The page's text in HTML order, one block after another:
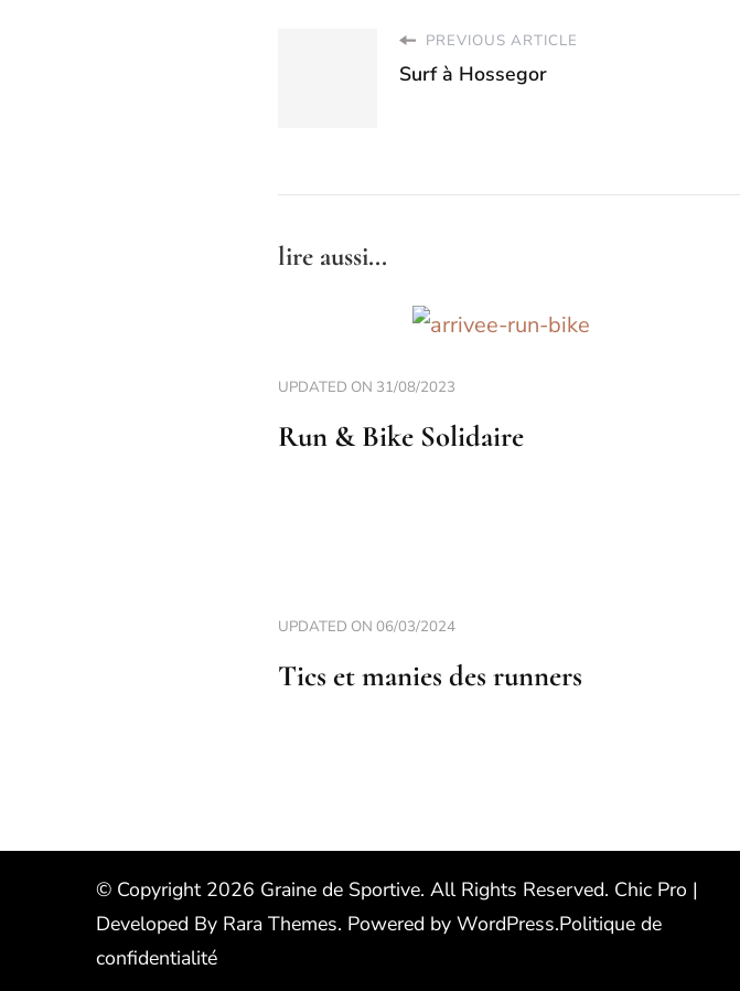
PREVIOUS ARTICLE
Surf à Hossegor
lire aussi...
UPDATED ON 31/08/2023
Run & Bike Solidaire
UPDATED ON 06/03/2024
Tics et manies des runners
© Copyright 2026 Graine de Sportive. All Rights Reserved. Chic Pro |
Developed By Rara Themes. Powered by WordPress.Politique de
confidentialité